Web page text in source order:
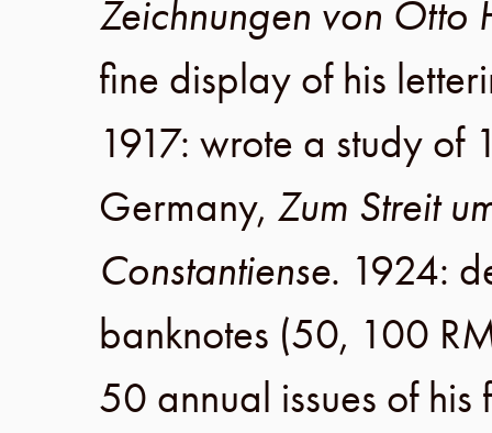
Zeichnungen von Otto
fine display of his
1917: wrote a study of
Germany, Zum Streit
Constantiense. 1924:
banknotes (50, 100
50 annual issues of